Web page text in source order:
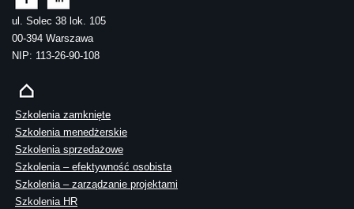
ul. Solec 38 lok. 105
00-394 Warszawa
NIP: 113-26-90-108
Szkolenia zamknięte
Szkolenia menedżerskie
Szkolenia sprzedażowe
Szkolenia – efektywność osobista
Szkolenia – zarządzanie projektami
Szkolenia HR